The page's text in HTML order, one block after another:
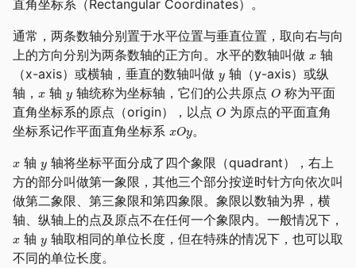
直角坐标系（Rectangular Coordinates）。
通常，两条数轴分别置于水平位置与垂直位置，取向右与向
上的方向分别为两条数轴的正方向。水平的数轴叫做
轴
（x-axis）或横轴，垂直的数轴叫做
轴（y-axis）或纵
轴，
轴 轴统称为坐标轴，它们的公共原点
称为平面
直角坐标系的原点（origin），以点
为原点的平面直角
坐标系记作平面直角坐标系
。
轴 轴将坐标平面分成了四个象限（quadrant），右上
方的部分叫做第一象限，其他三个部分按逆时针方向依次叫
做第二象限、第三象限和第四象限。象限以数轴为界，横
轴、纵轴上的点及原点不在任何一个象限内。一般情况下，
轴 轴取相同的单位长度，但在特殊的情况下，也可以取
不同的单位长度。